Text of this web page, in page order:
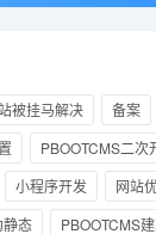
被挂马解决 备案
PBOOTCMS二次
小程序开发 网站
静态 PBOOTCMS